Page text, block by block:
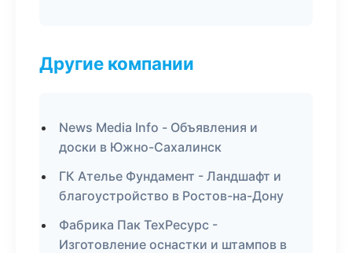
Другие компании
News Media Info - Объявления и
доски в Южно-Сахалинск
ГК Ателье Фундамент - Ландшафт и
благоустройство в Ростов-на-Дону
Фабрика Пак ТехРесурс -
Изготовление оснастки и штампов в